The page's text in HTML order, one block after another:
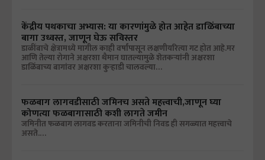
केंद्रीय पथकाचा अभ्यास: या कारणांमुळे होत आहेत डाळिंबाच्या
बागा उध्वस्त, जाणून घेऊ सविस्तर
डाळींबाचे क्षेत्रामध्ये मागील काही वर्षांपासून लक्षणीयरित्या गट होत आहे.मर
आणि तेल्या रोगाने अक्षरशा थैमान घातल्यामुळे शेतकऱ्यांनी अक्षरशा
डाळिंबाच्य बागांवर अक्षरशा कुऱ्हाडी चालवल्या…
फळबाग लागवडीसाठी जमिनच असते महत्त्वाची,जाणून घ्या
कोणत्या फळबागासाठी कशी लागते जमीन
जमिनीत फळबाग लागवड करताना जमिनीची निवड ही सगळ्यात महत्त्वाचे
असते.…